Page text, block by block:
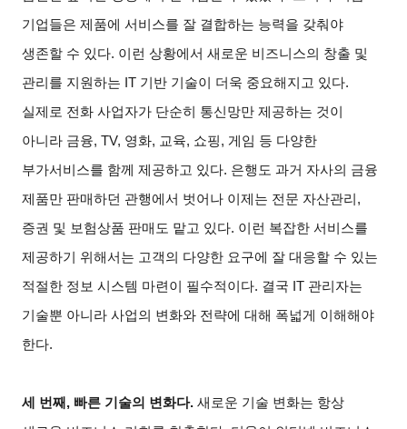
기업들은 제품에 서비스를 잘 결합하는 능력을 갖춰야
생존할 수 있다. 이런 상황에서 새로운 비즈니스의 창출 및
관리를 지원하는 IT 기반 기술이 더욱 중요해지고 있다.
실제로 전화 사업자가 단순히 통신망만 제공하는 것이
아니라 금융, TV, 영화, 교육, 쇼핑, 게임 등 다양한
부가서비스를 함께 제공하고 있다. 은행도 과거 자사의 금융
제품만 판매하던 관행에서 벗어나 이제는 전문 자산관리,
증권 및 보험상품 판매도 맡고 있다. 이런 복잡한 서비스를
제공하기 위해서는 고객의 다양한 요구에 잘 대응할 수 있는
적절한 정보 시스템 마련이 필수적이다. 결국 IT 관리자는
기술뿐 아니라 사업의 변화와 전략에 대해 폭넓게 이해해야
한다.
세 번째, 빠른 기술의 변화다.새로운 기술 변화는 항상